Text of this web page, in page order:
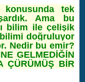
konusunda tek
Ama bu
bilim ile çelişik
doğruluyor
Nedir bu emir?
GELMEDİĞİN
ÇÜRÜMÜŞ BİR